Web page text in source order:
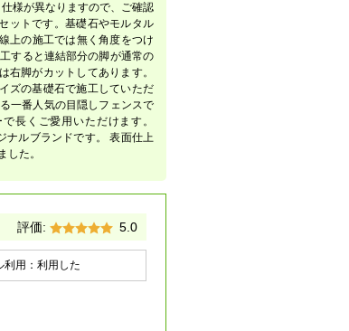
様が異なりますので、ご確認
ットです。基礎石やモルタル
上の施工では無く角度をつけ
すると連結部分の脚が通常の
右脚がカットしてあります。
ズの基礎石で施工していただ
一番人気の目隠しフェンスで
長くご愛用いただけます。
ナルブランドです。 表面仕上
した。
評価: 5.0
用： 利用した